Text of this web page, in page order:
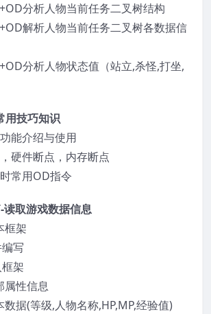
分析人物当前任务二叉树结构
解析人物当前任务二叉树各数据信
分析人物状态值（站立,杀怪,打坐,
用技巧知识
能介绍与使用
硬件断点，内存断点
常用OD指令
取游戏数据信息
框架
写
架
属性信息
据(等级,人物名称,HP,MP,经验值)